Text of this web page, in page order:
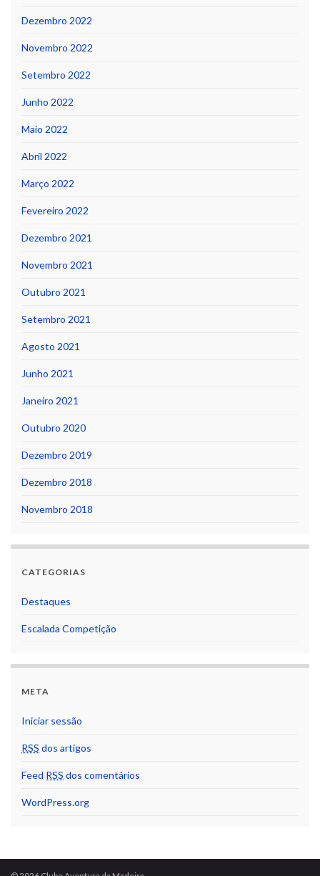
Dezembro 2022
Novembro 2022
Setembro 2022
Junho 2022
Maio 2022
Abril 2022
Março 2022
Fevereiro 2022
Dezembro 2021
Novembro 2021
Outubro 2021
Setembro 2021
Agosto 2021
Junho 2021
Janeiro 2021
Outubro 2020
Dezembro 2019
Dezembro 2018
Novembro 2018
CATEGORIAS
Destaques
Escalada Competição
META
Iniciar sessão
RSS dos artigos
Feed RSS dos comentários
WordPress.org